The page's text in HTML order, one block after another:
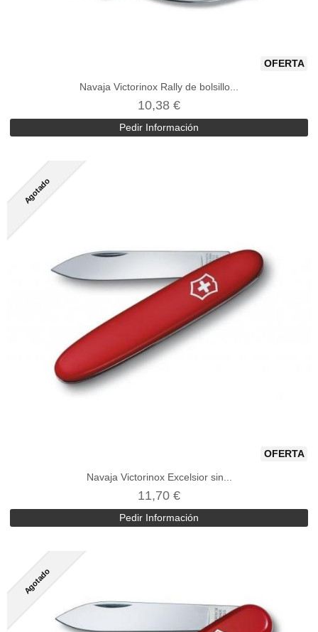
OFERTA
Navaja Victorinox Rally de bolsillo...
10,38 €
Pedir Información
Agotado
OFERTA
Navaja Victorinox Excelsior sin...
11,70 €
Pedir Información
Agotado